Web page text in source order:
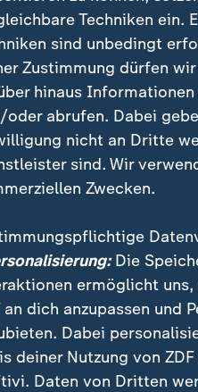
starre Mimik
der am schnellsten
in Deutschland sind
Jahren betroffen.
Harkets
seine auch für
Stimme sind einer
sagt er. Wird er
können wie
Techniken ein.
sind unbedingt
Zustimmung dürfen
hinaus
oder abrufen. Dabei
nicht an Dritte
sind. Wir
Zwecken.
Die
ermöglicht
an dich anzupassen und
Dabei
deiner Nutzung von
Daten von Dritten